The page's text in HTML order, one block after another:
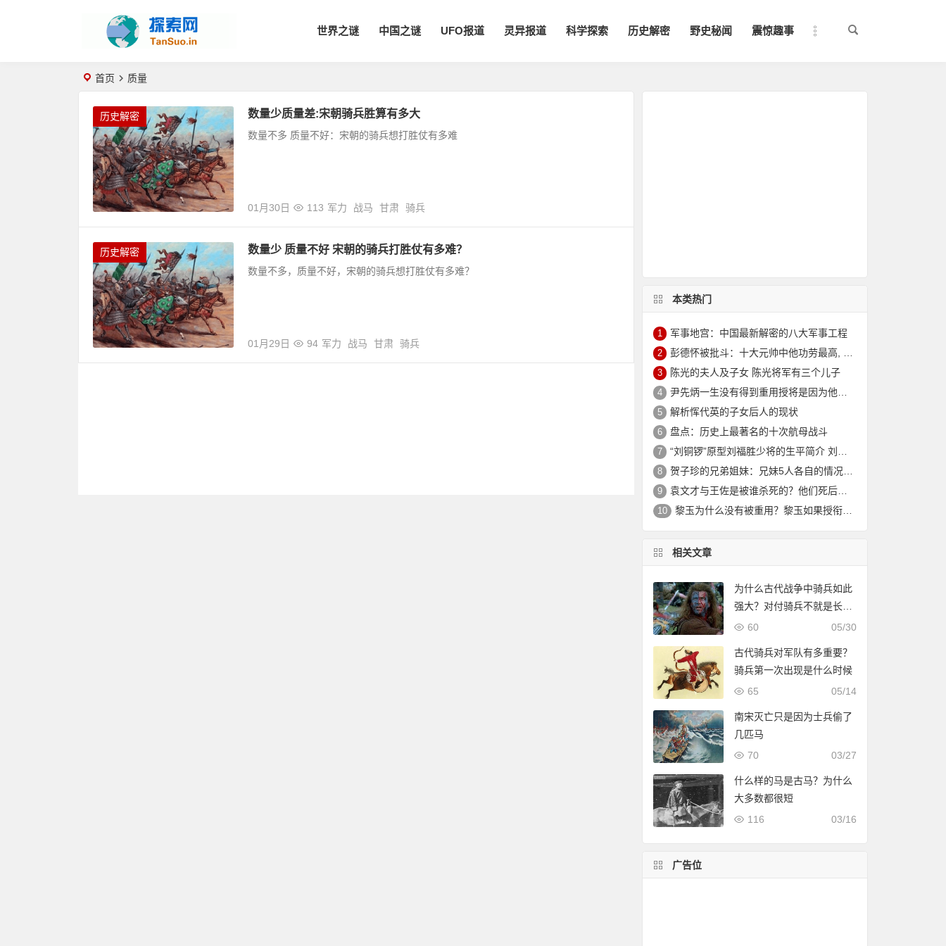
世界之谜 中国之谜 UFO报道 灵异报道 科学探索 历史解密 野史秘闻 震惊趣事
首页 质量
历史解密 数量少质量差:宋朝骑兵胜算有多大
数量不多 质量不好：宋朝的骑兵想打胜仗有多难
01月30日 113 军力 战马 甘肃 骑兵
历史解密 数量少 质量不好 宋朝的骑兵打胜仗有多难？
数量不多，质量不好，宋朝的骑兵想打胜仗有多难？
01月29日 94 军力 战马 甘肃 骑兵
本类热门
1 军事地宫：中国最新解密的八大军事工程
2 彭德怀被批斗：十大元帅中他功劳最高, 却被批斗最惨8年囚禁生活
3 陈光的夫人及子女 陈光将军有三个儿子
4 尹先炳一生没有得到重用授将是因为他个人方面有生活作风问题？
5 解析恽代英的子女后人的现状
6 盘点：历史上最著名的十次航母战斗
7 “刘铜锣”原型刘福胜少将的生平简介 刘福胜的老婆是谁？
8 贺子珍的兄弟姐妹：兄妹5人各自的情况介绍
9 袁文才与王佐是被谁杀死的？他们死后其后代情况如何？
10 黎玉为什么没有被重用？黎玉如果授衔会是什么军衔？
相关文章
为什么古代战争中骑兵如此
强大？对付骑兵不就是长棍
子吗？
05/30
60
古代骑兵对军队有多重要？
骑兵第一次出现是什么时候
05/14
65
南宋灭亡只是因为士兵偷了
几匹马
03/27
70
什么样的马是古马？为什么
大多数都很短
03/16
116
广告位